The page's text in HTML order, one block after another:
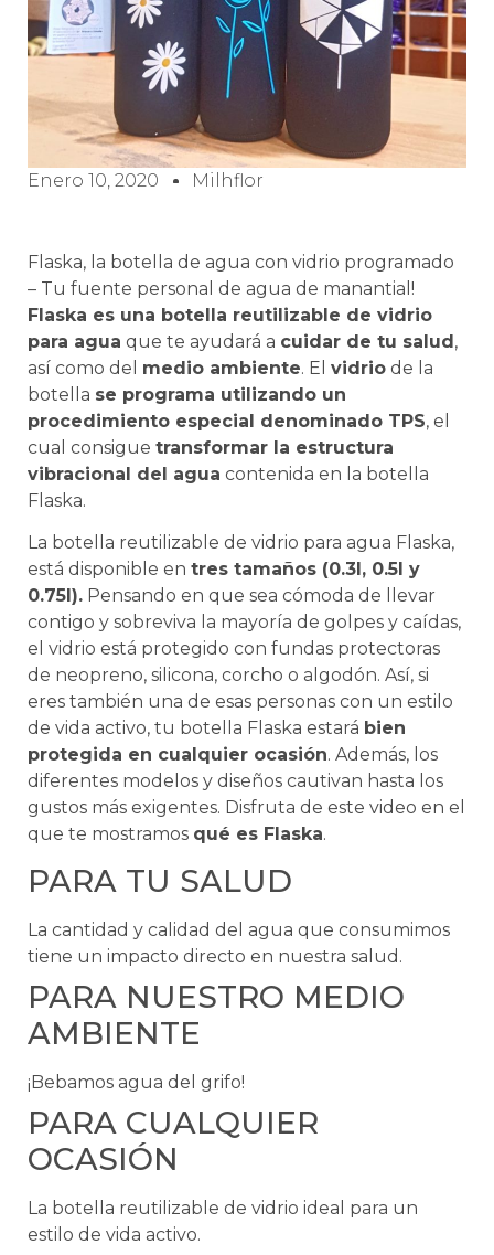
Enero 10, 2020 Milhflor
Flaska, la botella de agua con vidrio programado
– Tu fuente personal de agua de manantial!
Flaska es una botella reutilizable de vidrio
para agua que te ayudará a cuidar de tu salud,
así como del medio ambiente. El vidrio de la
botella se programa utilizando un
procedimiento especial denominado TPS, el
cual consigue transformar la estructura
vibracional del agua contenida en la botella
Flaska.
La botella reutilizable de vidrio para agua Flaska,
está disponible en tres tamaños (0.3l, 0.5l y
0.75l). Pensando en que sea cómoda de llevar
contigo y sobreviva la mayoría de golpes y caídas,
el vidrio está protegido con fundas protectoras
de neopreno, silicona, corcho o algodón. Así, si
eres también una de esas personas con un estilo
de vida activo, tu botella Flaska estará bien
protegida en cualquier ocasión. Además, los
diferentes modelos y diseños cautivan hasta los
gustos más exigentes. Disfruta de este video en el
que te mostramos qué es Flaska.
PARA TU SALUD
La cantidad y calidad del agua que consumimos
tiene un impacto directo en nuestra salud.
PARA NUESTRO MEDIO
AMBIENTE
¡Bebamos agua del grifo!
PARA CUALQUIER
OCASIÓN
La botella reutilizable de vidrio ideal para un
estilo de vida activo.